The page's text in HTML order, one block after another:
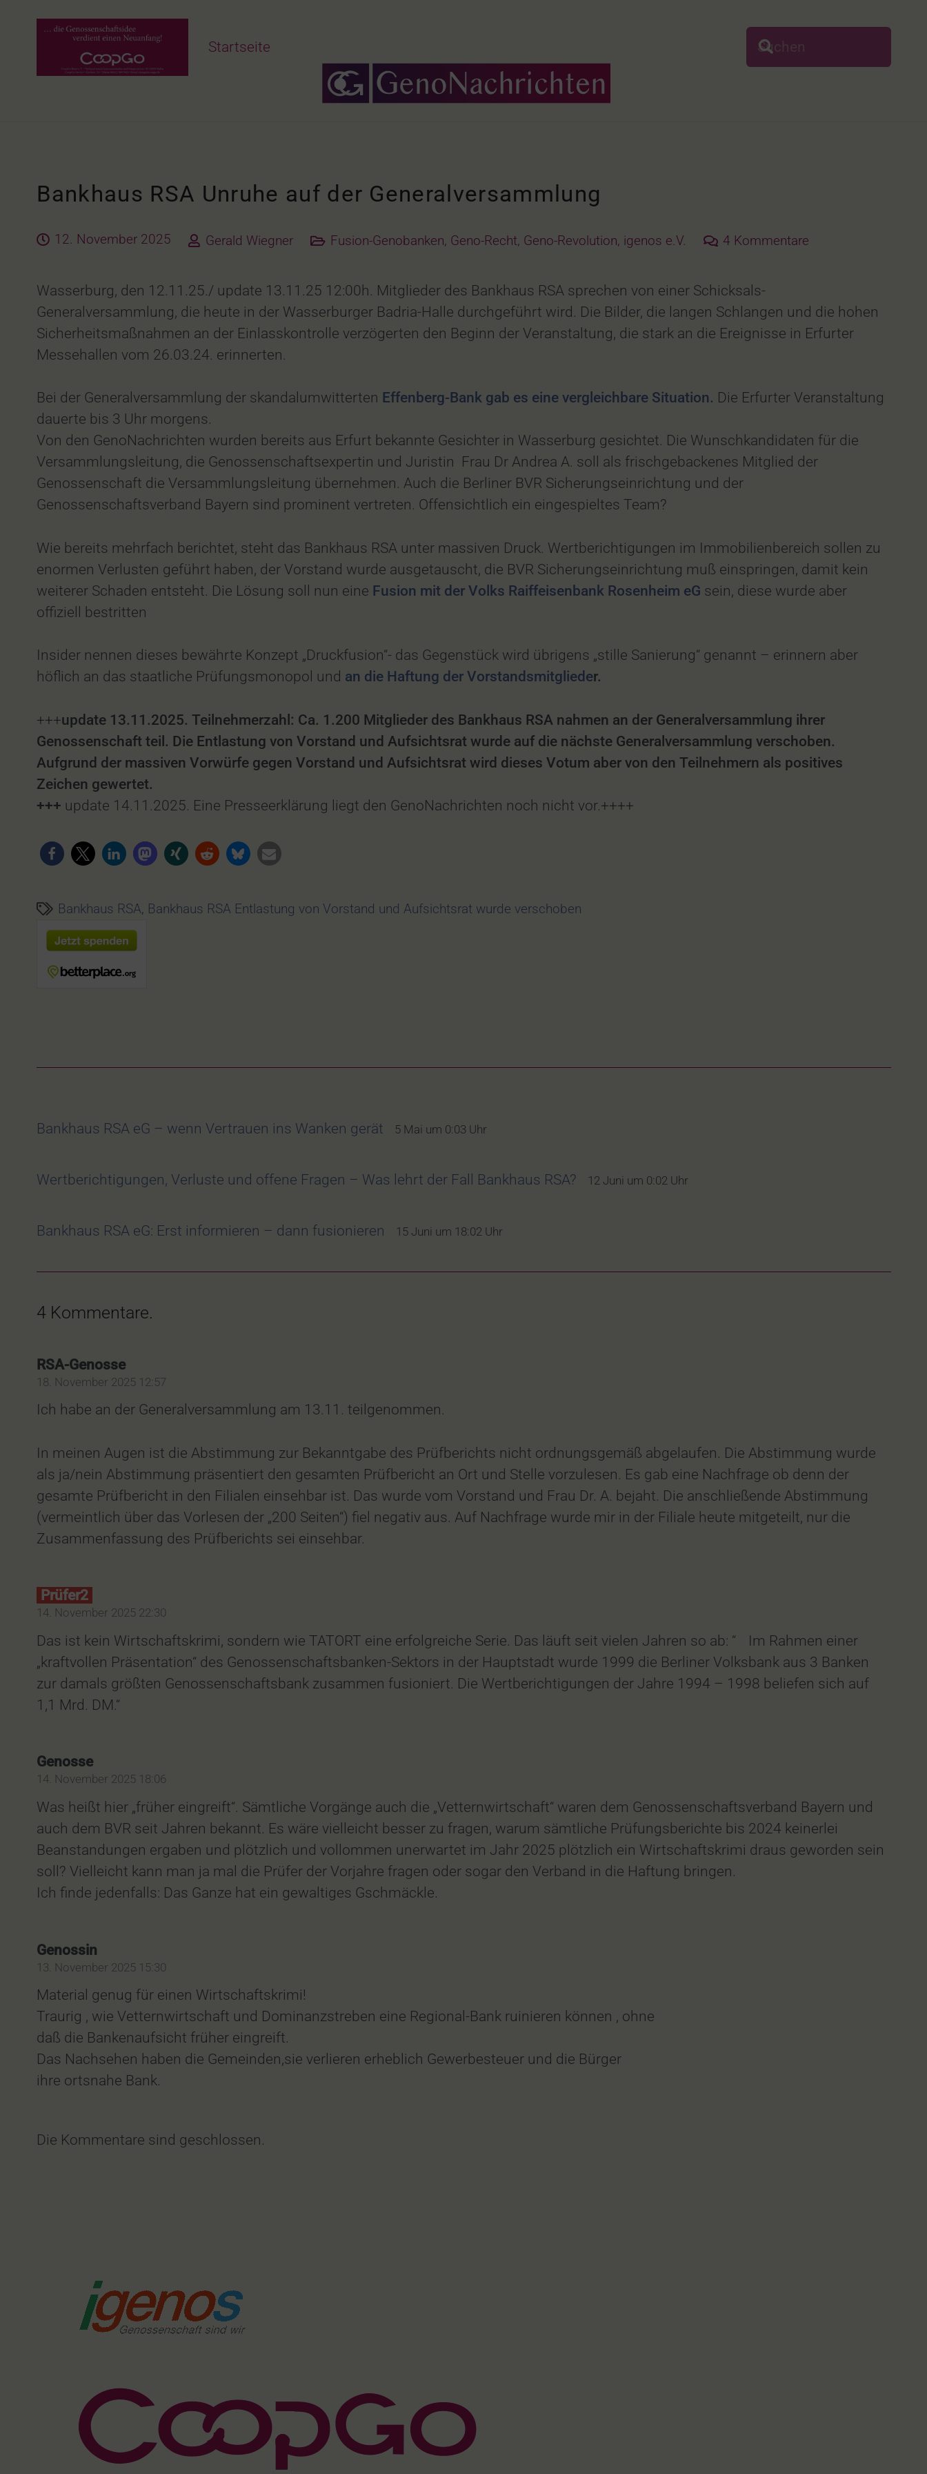
Startseite
Bankhaus RSA Unruhe auf der Generalversammlung
12. November 2025 Gerald Wiegner Fusion-Genobanken, Geno-Recht, Geno-Revolution, igenos e.V. 4 Kommentare
Wasserburg, den 12.11.25./ update 13.11.25 12:00h. Mitglieder des Bankhaus RSA sprechen von einer Schicksals-
Generalversammlung, die heute in der Wasserburger Badria-Halle durchgeführt wird. Die Bilder, die langen Schlangen und die hohen
Sicherheitsmaßnahmen an der Einlasskontrolle verzögerten den Beginn der Veranstaltung, die stark an die Ereignisse in Erfurter
Messehallen vom 26.03.24. erinnerten.
Bei der Generalversammlung der skandalumwitterten Effenberg-Bank gab es eine vergleichbare Situation. Die Erfurter Veranstaltung
dauerte bis 3 Uhr morgens.
Von den GenoNachrichten wurden bereits aus Erfurt bekannte Gesichter in Wasserburg gesichtet. Die Wunschkandidaten für die
Versammlungsleitung, die Genossenschaftsexpertin und Juristin Frau Dr Andrea A. soll als frischgebackenes Mitglied der
Genossenschaft die Versammlungsleitung übernehmen. Auch die Berliner BVR Sicherungseinrichtung und der
Genossenschaftsverband Bayern sind prominent vertreten. Offensichtlich ein eingespieltes Team?
Wie bereits mehrfach berichtet, steht das Bankhaus RSA unter massiven Druck. Wertberichtigungen im Immobilienbereich sollen zu
enormen Verlusten geführt haben, der Vorstand wurde ausgetauscht, die BVR Sicherungseinrichtung muß einspringen, damit kein
weiterer Schaden entsteht. Die Lösung soll nun eine Fusion mit der Volks Raiffeisenbank Rosenheim eG sein, diese wurde aber
offiziell bestritten
Insider nennen dieses bewährte Konzept „Druckfusion“- das Gegenstück wird übrigens „stille Sanierung“ genannt – erinnern aber
höflich an das staatliche Prüfungsmonopol und an die Haftung der Vorstandsmitg lieder.
+++update 13.11.2025. Teilnehmerzahl: Ca. 1.200 Mitglieder des Bankhaus RSA nahmen an der Generalversammlung ihrer
Genossenschaft teil. Die Entlastung von Vorstand und Aufsichtsrat wurde auf die nächste Generalversammlung verschoben.
Aufgrund der massiven Vorwürfe gegen Vorstand und Aufsichtsrat wird dieses Votum aber von den Teilnehmern als positives
Zeichen gewertet.
+++ update 14.11.2025. Eine Presseerklärung liegt den GenoNachrichten noch nicht vor.++++
Bankhaus RSA, Bankhaus RSA Entlastung von Vorstand und Aufsichtsrat wurde verschoben
Bankhaus RSA eG – wenn Vertrauen ins Wanken gerät 5 Mai um 0:03 Uhr
Wertberichtigungen, Verluste und offene Fragen – Was lehrt der Fall Bankhaus RSA? 12 Juni um 0:02 Uhr
Bankhaus RSA eG: Erst informieren – dann fusionieren 15 Juni um 18:02 Uhr
4 Kommentare.
RSA-Genosse
18. November 2025 12:57
Ich habe an der Generalversammlung am 13.11. teilgenommen.
In meinen Augen ist die Abstimmung zur Bekanntgabe des Prüfberichts nicht ordnungsgemäß abgelaufen. Die Abstimmung wurde
als ja/nein Abstimmung präsentiert den gesamten Prüfbericht an Ort und Stelle vorzulesen. Es gab eine Nachfrage ob denn der
gesamte Prüfbericht in den Filialen einsehbar ist. Das wurde vom Vorstand und Frau Dr. A. bejaht. Die anschließende Abstimmung
(vermeintlich über das Vorlesen der „200 Seiten“) fiel negativ aus. Auf Nachfrage wurde mir in der Filiale heute mitgeteilt, nur die
Zusammenfassung des Prüfberichts sei einsehbar.
Prüfer2
14. November 2025 22:30
Das ist kein Wirtschaftskrimi, sondern wie TATORT eine erfolgreiche Serie. Das läuft seit vielen Jahren so ab: “ Im Rahmen einer
„kraftvollen Präsentation“ des Genossenschaftsbanken-Sektors in der Hauptstadt wurde 1999 die Berliner Volksbank aus 3 Banken
zur damals größten Genossenschaftsbank zusammen fusioniert. Die Wertberichtigungen der Jahre 1994 – 1998 beliefen sich auf
1,1 Mrd. DM.“
Genosse
14. November 2025 18:06
Was heißt hier „früher eingreift“. Sämtliche Vorgänge auch die „Vetternwirtschaft“ waren dem Genossenschaftsverband Bayern und
auch dem BVR seit Jahren bekannt. Es wäre vielleicht besser zu fragen, warum sämtliche Prüfungsberichte bis 2024 keinerlei
Beanstandungen ergaben und plötzlich und vollommen unerwartet im Jahr 2025 plötzlich ein Wirtschaftskrimi draus geworden sein
soll? Vielleicht kann man ja mal die Prüfer der Vorjahre fragen oder sogar den Verband in die Haftung bringen.
Ich finde jedenfalls: Das Ganze hat ein gewaltiges Gschmäckle.
Genossin
13. November 2025 15:30
Material genug für einen Wirtschaftskrimi!
Traurig , wie Vetternwirtschaft und Dominanzstreben eine Regional-Bank ruinieren können , ohne
daß die Bankenaufsicht früher eingreift.
Das Nachsehen haben die Gemeinden,sie verlieren erheblich Gewerbesteuer und die Bürger
ihre ortsnahe Bank.
Die Kommentare sind geschlossen.